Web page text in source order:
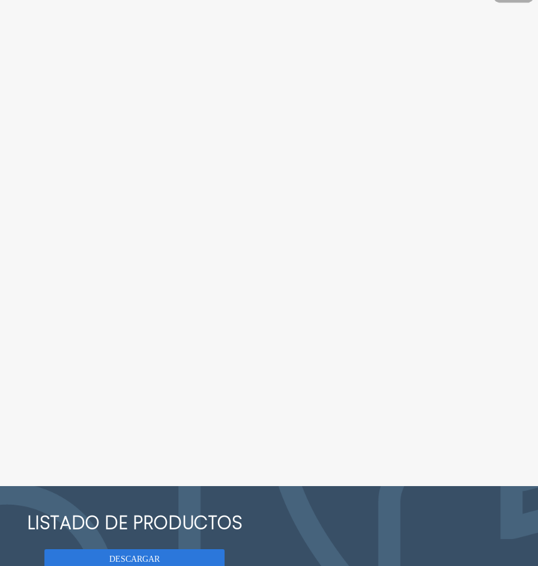
LISTADO DE PRODUCTOS
DESCARGAR